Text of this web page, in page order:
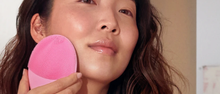
Mes appareils
Mes commandes
Mes adresses
Mes abonnements
FAQ™ Pure Beauty-Tech Elixir
issa™ Teeth Whitening Set
English Deutsch
Español
Français
Italiano
Português
Polski
Svenska
Русский
Türkçe
简体中文 繁體中文